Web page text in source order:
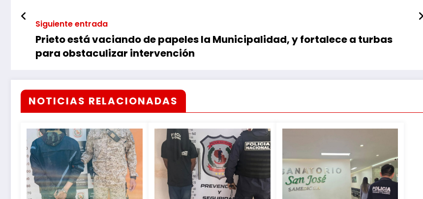
Siguiente entrada
Prieto está vaciando de papeles la Municipalidad, y fortalece a turbas
para obstaculizar intervención
NOTICIAS RELACIONADAS